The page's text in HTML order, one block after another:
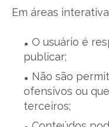
Em áreas
O usuário é
publicar;
Não são
ofensivos ou
terceiros;